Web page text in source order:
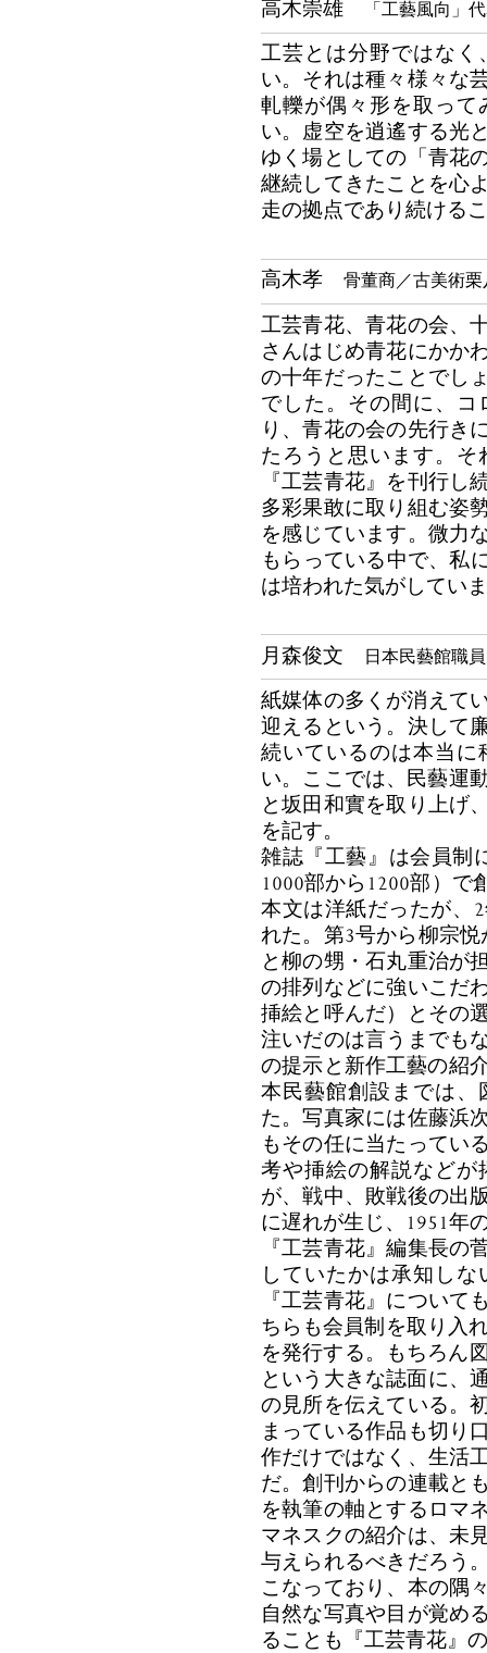
高木崇雄 「工藝風向」
工芸とは分野ではな
い。それは種々様々な
軋轢が偶々形を取っ
い。虚空を逍遙する光
ゆく場としての「青花
継続してきたことを心
走の拠点であり続ける
高木孝 骨董商／古美術栗
工芸青花、青花の会、
さんはじめ青花にかか
の十年だったことでし
でした。その間に、
り、青花の会の先行き
たろうと思います。
『工芸青花』を刊行し
多彩果敢に取り組む姿
を感じています。微力
もらっている中で、私
は培われた気がしてい
月森俊文 日本民藝館職員
紙媒体の多くが消えて
迎えるという。決して
続いているのは本当
い。ここでは、民藝運
と坂田和實を取り上げ
を記す。
雑誌『工藝』は会員制
1000部から1200部）で
本文は洋紙だったが、
れた。第3号から柳宗
と柳の甥・石丸重治が
の排列などに強いこだ
挿絵と呼んだ）とその
注いだのは言うまでも
の提示と新作工藝の紹
本民藝館創設までは
た。写真家には佐藤浜
もその任に当たってい
考や挿絵の解説など
が、戦中、敗戦後の出
に遅れが生じ、1951年
『工芸青花』編集長の
していたかは承知し
『工芸青花』について
ちらも会員制を取り入
を発行する。もちろん
という大きな誌面に、
の見所を伝えている。
まっている作品も切り
作だけではなく、生活
だ。創刊からの連載と
を執筆の軸とするロマ
マネスクの紹介は、未
与えられるべきだろう
こなっており、本の隅
自然な写真や目が覚め
ることも『工芸青花』